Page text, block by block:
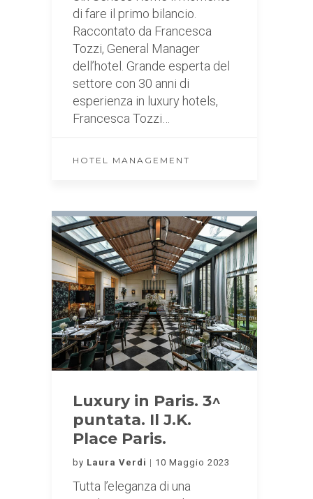
di fare il primo bilancio.
Raccontato da Francesca
Tozzi, General Manager
dell’hotel. Grande esperta del
settore con 30 anni di
esperienza in luxury hotels,
Francesca Tozzi…
HOTEL MANAGEMENT
Luxury in Paris. 3^
puntata. Il J.K.
Place Paris.
by Laura Verdi 10 Maggio 2023
Tutta l’eleganza di una